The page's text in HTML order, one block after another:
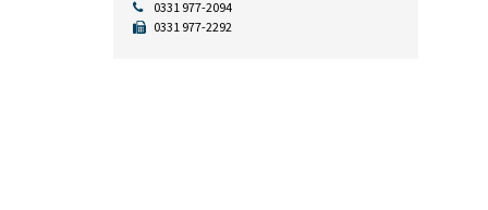
0331 977-2094
0331 977-2292